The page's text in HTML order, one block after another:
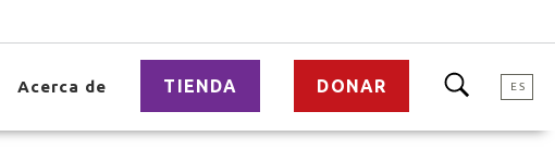
Acerca de TIENDA DONAR ES